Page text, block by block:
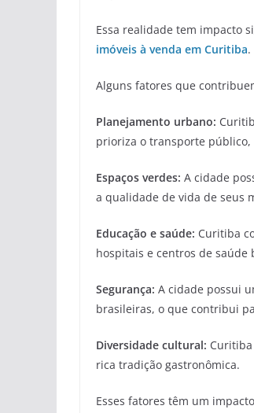
Essa realidade tem impacto
imóveis à venda em Curitiba.
Alguns fatores que
Planejamento urbano:
prioriza o transporte público,
Espaços verdes: A cidade
a qualidade de vida de seus
Educação e saúde: Curitiba
hospitais e centros de saúde
Segurança: A cidade possui
brasileiras, o que contribui
Diversidade cultural:
rica tradição gastronômica.
Esses fatores têm um